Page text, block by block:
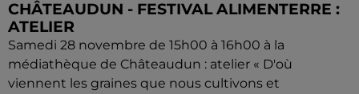
CHÂTEAUDUN - FESTIVAL ALIMENTERRE :
ATELIER
Samedi 28 novembre de 15h00 à 16h00 à la
médiathèque de Châteaudun : atelier « D'où
viennent les graines que nous cultivons et